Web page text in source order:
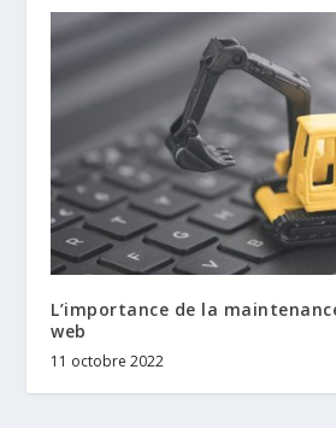
L’importance de la
web
11 octobre 2022